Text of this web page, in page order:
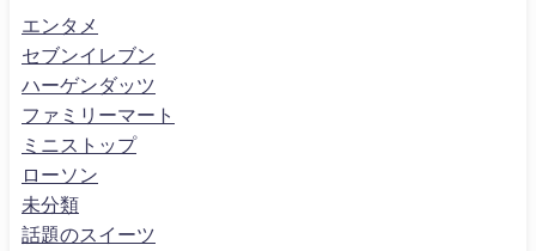
エンタメ
セブンイレブン
ハーゲンダッツ
ファミリーマート
ミニストップ
ローソン
未分類
話題のスイーツ